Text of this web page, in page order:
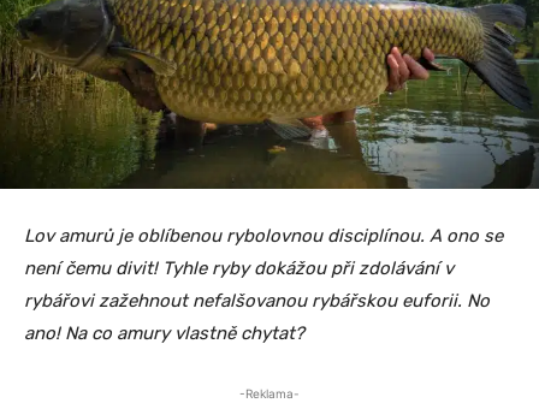
Lov amurů je oblíbenou rybolovnou disciplínou. A ono se
není čemu divit! Tyhle ryby dokážou při zdolávání v
rybářovi zažehnout nefalšovanou rybářskou euforii. No
ano! Na co amury vlastně chytat?
-Reklama-